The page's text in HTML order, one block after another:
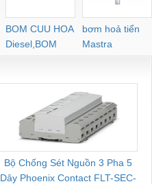
BOM CUU HOA
Diesel,BOM
CHUA CHAY
bơm hoả tiển
Mastra
Bộ Chống Sét Nguồn 3 Pha 5
Dây Phoenix Contact FLT-SEC-